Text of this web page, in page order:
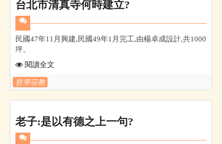
台北市清真寺何時建立?
民國47年11月興建,民國49年1月完工,由楊卓成設計,共1000
坪。
閱讀全文
哲學宗教
老子:是以有德之上一句?